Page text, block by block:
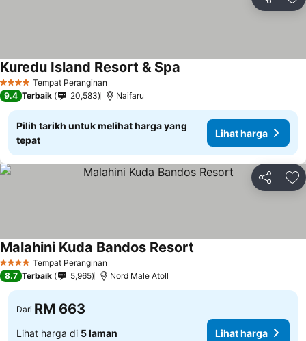
Kongsi
4 BintangTempat Peranginan
Kuredu Island Resort & Spa
9.4 Terbaik 20,583 Naifaru
Pilih tarikh untuk melihat harga yang
tepat
Lihat harga
Kongsi
4 BintangTempat Peranginan
Malahini Kuda Bandos Resort
8.7 Terbaik 5,965 Nord Male Atoll
Dari RM 663
Lihat harga di 5 laman Lihat harga